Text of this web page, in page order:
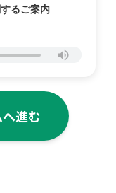
るご案内
進む